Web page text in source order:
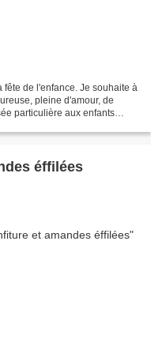
de l'enfance. Je souhaite à
pleine d'amour, de
particulière aux enfants
éffilées